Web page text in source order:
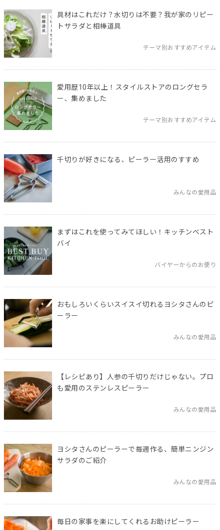
具材はこれだけ？水切りは不要？我が家のリピー
トサラダと相棒道具
テーマ別おすすめアイテム
愛用歴10年以上！スタイルストアのロングセラ
ー、集めました
テーマ別おすすめアイテム
千切りが好きになる、ピーラー活用のすすめ
みんなの愛用品
まずはこれを使ってみてほしい！キッチンベスト
バイ
バイヤーからのお便り
おもしろいくらいスイスイ切れるヨシタさんのピ
ーラー
みんなの愛用品
【レシピあり】人参の千切りだけじゃない。プロ
も愛用のステンレスピーラー
みんなの愛用品
ヨシタさんのピーラーで毎週作る、簡単ニンジン
サラダのご紹介
みんなの愛用品
毎日の家事を楽にしてくれるお助けピーラー